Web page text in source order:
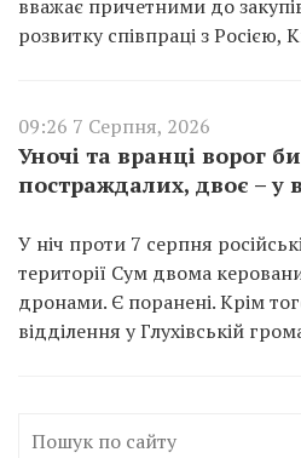
вважає причетними до
розвитку співпраці з Росією,
09:26 7 Серпня, 2026
Уночі та вранці ворог
постраждалих, двоє – у
У ніч проти 7 серпня
території Сум двома
дронами. Є поранені. Крім
відділення у Глухівській